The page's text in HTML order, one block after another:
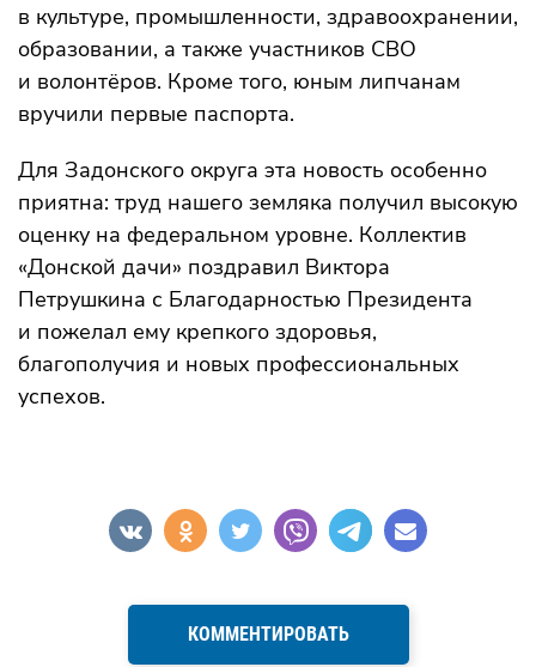
в культуре, промышленности, здравоохранении,
образовании, а также участников СВО
и волонтёров. Кроме того, юным липчанам
вручили первые паспорта.
Для Задонского округа эта новость особенно
приятна: труд нашего земляка получил высокую
оценку на федеральном уровне. Коллектив
«Донской дачи» поздравил Виктора
Петрушкина с Благодарностью Президента
и пожелал ему крепкого здоровья,
благополучия и новых профессиональных
успехов.
КОММЕНТИРОВАТЬ